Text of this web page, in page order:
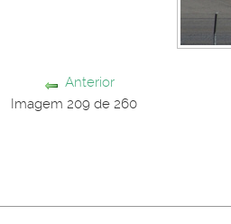
Anterior
Imagem 209 de 260